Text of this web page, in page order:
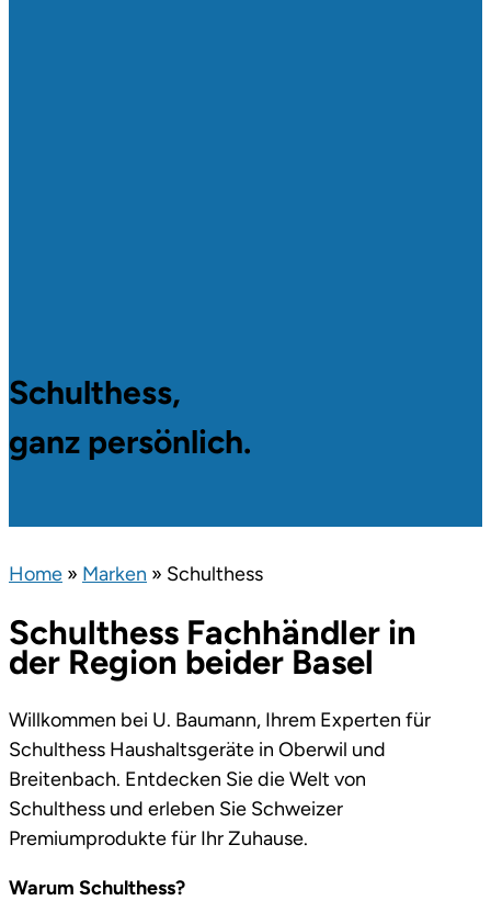
Schulthess,
ganz persönlich.
Home » Marken » Schulthess
Schulthess Fachhändler in
der Region beider Basel
Willkommen bei U. Baumann, Ihrem Experten für
Schulthess Haushaltsgeräte in Oberwil und
Breitenbach. Entdecken Sie die Welt von
Schulthess und erleben Sie Schweizer
Premiumprodukte für Ihr Zuhause.
Warum Schulthess?